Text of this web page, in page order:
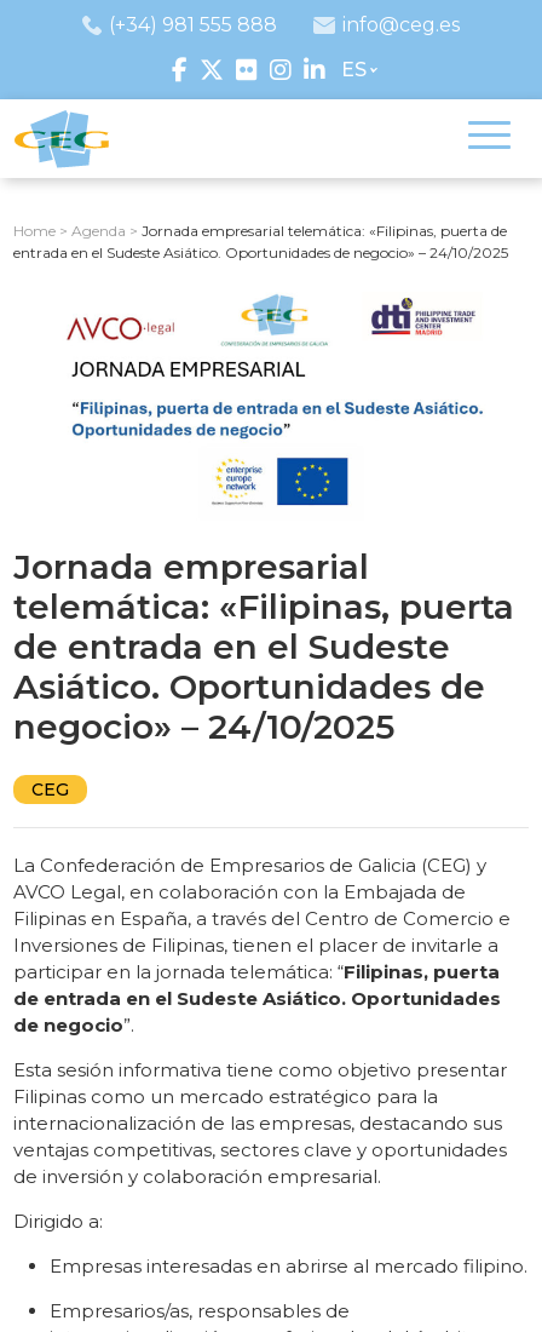
(+34) 981 555 888
info@ceg.es
ES
Home >Agenda >Jornada empresarial telemática: «Filipinas, puerta de
entrada en el Sudeste Asiático. Oportunidades de negocio» – 24/10/2025
Jornada empresarial
telemática: «Filipinas, puerta
de entrada en el Sudeste
Asiático. Oportunidades de
negocio» – 24/10/2025
CEG
La Confederación de Empresarios de Galicia (CEG) y
AVCO Legal, en colaboración con la Embajada de
Filipinas en España, a través del Centro de Comercio e
Inversiones de Filipinas, tienen el placer de invitarle a
participar en la jornada telemática: “Filipinas, puerta
de entrada en el Sudeste Asiático. Oportunidades
de negocio”.
Esta sesión informativa tiene como objetivo presentar
Filipinas como un mercado estratégico para la
internacionalización de las empresas, destacando sus
ventajas competitivas, sectores clave y oportunidades
de inversión y colaboración empresarial.
Dirigido a:
Empresas interesadas en abrirse al mercado filipino.
Empresarios/as, responsables de